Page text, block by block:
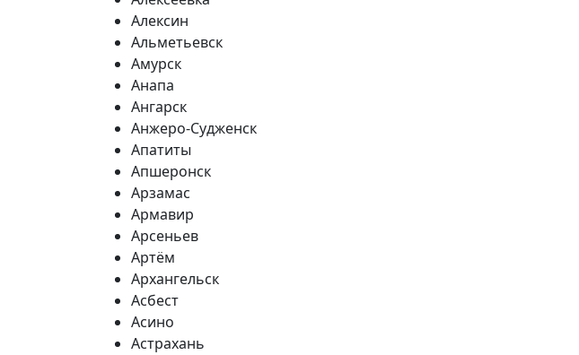
Алексин
Альметьевск
Амурск
Анапа
Ангарск
Анжеро-Судженск
Апатиты
Апшеронск
Арзамас
Армавир
Арсеньев
Артём
Архангельск
Асбест
Асино
Астрахань